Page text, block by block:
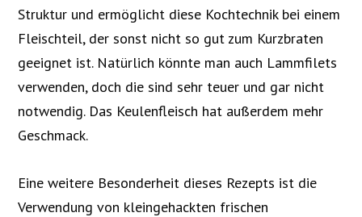
Struktur und ermöglicht diese Kochtechnik bei einem
Fleischteil, der sonst nicht so gut zum Kurzbraten
geeignet ist. Natürlich könnte man auch Lammfilets
verwenden, doch die sind sehr teuer und gar nicht
notwendig. Das Keulenfleisch hat außerdem mehr
Geschmack.
Eine weitere Besonderheit dieses Rezepts ist die
Verwendung von kleingehackten frischen